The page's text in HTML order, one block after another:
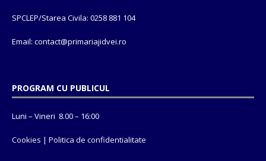
SPCLEP/Starea Civila: 0258 881 104
Email: contact@primariajidvei.ro
PROGRAM CU PUBLICUL
Luni – Vineri 8.00 – 16:00
Cookies | Politica de confidentialitate